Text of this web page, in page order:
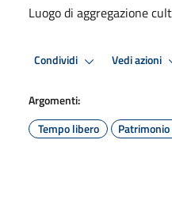
Luogo di aggregazione
Condividi Vedi azioni
Argomenti:
Tempo libero